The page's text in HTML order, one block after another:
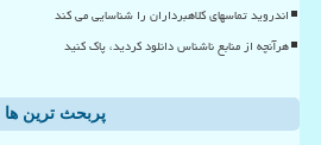
اندروید تماسهای کلاهبرداران را شناسایی می کند
هرآنچه از منابع ناشناس دانلود کردید، پاک کنید
پربحث ترین ها